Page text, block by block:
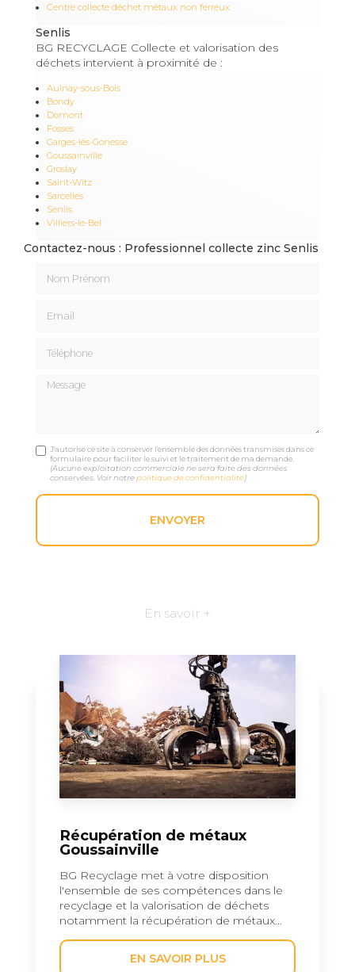
Centre collecte déchet métaux non ferreux
Senlis
BG RECYCLAGE Collecte et valorisation des
déchets intervient à proximité de :
Aulnay-sous-Bois
Bondy
Domont
Fosses
Garges-lès-Gonesse
Goussainville
Groslay
Saint-Witz
Sarcelles
Senlis
Villiers-le-Bel
Contactez-nous : Professionnel collecte zinc Senlis
Message
J'autorise ce site à conserver l'ensemble des données transmises dans ce
formulaire pour faciliter le suivi et le traitement de ma demande.
(Aucune exploitation commerciale ne sera faite des données
conservées. Voir notrepolitique de confidentialité)
En savoir +
Récupération de métaux
Goussainville
BG Recyclage met à votre disposition
l'ensemble de ses compétences dans le
recyclage et la valorisation de déchets
notamment la récupération de métaux...
EN SAVOIR PLUS